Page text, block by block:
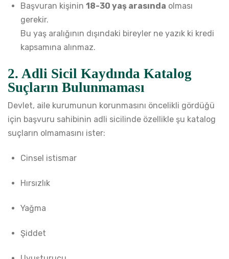
Başvuran kişinin 18-30 yaş arasında olması
gerekir.
Bu yaş aralığının dışındaki bireyler ne yazık ki kredi
kapsamına alınmaz.
2. Adli Sicil Kaydında Katalog
Suçların Bulunmaması
Devlet, aile kurumunun korunmasını öncelikli gördüğü
için başvuru sahibinin adli sicilinde özellikle şu katalog
suçların olmamasını ister:
Cinsel istismar
Hırsızlık
Yağma
Şiddet